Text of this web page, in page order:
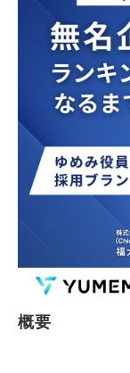
概要